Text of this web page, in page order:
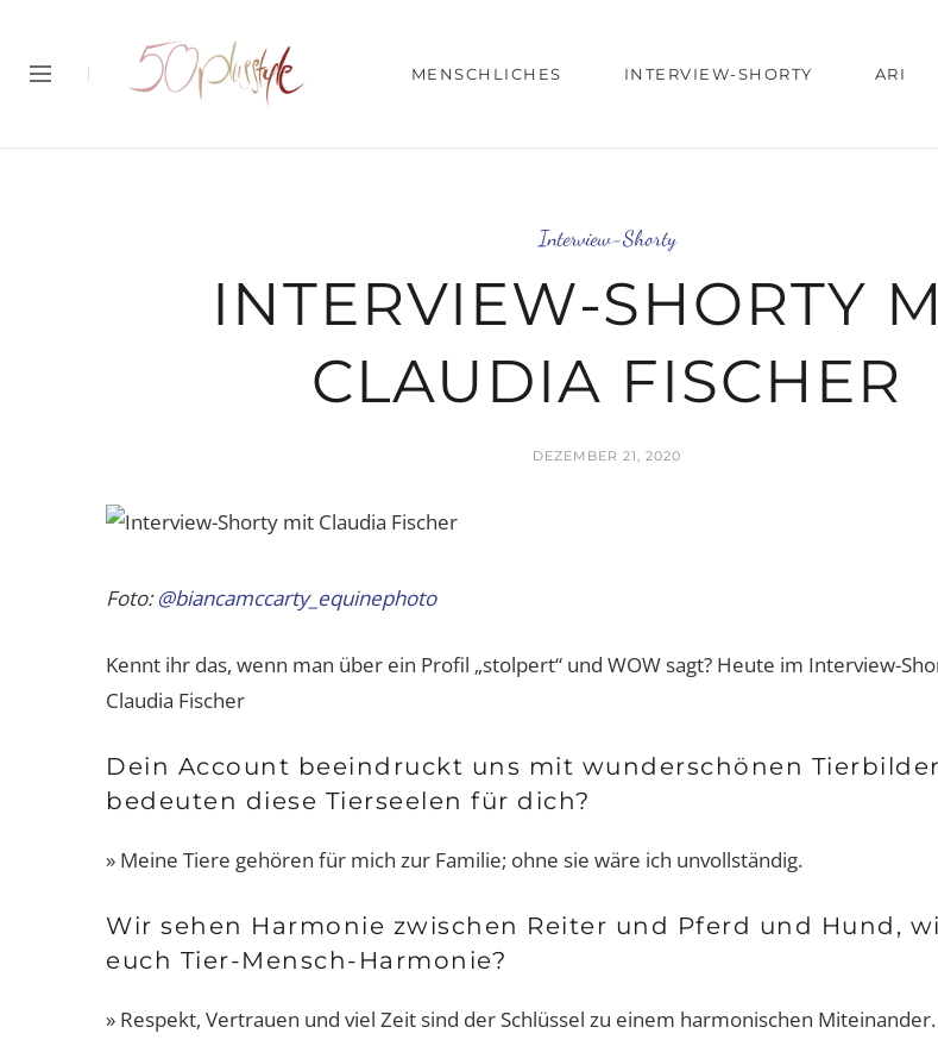
MENSCHLICHES INTERVIEW-SHORTY ARI
Interview-Shorty
INTERVIEW-SHORTY
CLAUDIA FISCHER
DEZEMBER 21, 2020
Foto:@biancamccarty_equinephoto
Kennt ihr das, wenn man über ein Profil „stolpert“ und WOW sagt? Heute im Interview-
Claudia Fischer
Dein Account beeindruckt uns mit wunderschönen
bedeuten diese Tierseelen für dich?
» Meine Tiere gehören für mich zur Familie; ohne sie wäre ich unvollständig.
Wir sehen Harmonie zwischen Reiter und Pferd und Hund,
euch Tier-Mensch-Harmonie?
» Respekt, Vertrauen und viel Zeit sind der Schlüssel zu einem harmonischen Miteinander.